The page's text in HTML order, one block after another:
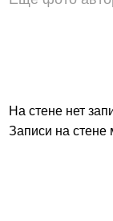
На стене нет
Записи на стене